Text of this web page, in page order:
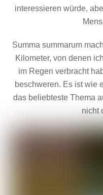
interessieren würde,
Summa summarum
Kilometer, von denen
im Regen verbracht
beschweren. Es ist wie
das beliebteste Thema
nicht